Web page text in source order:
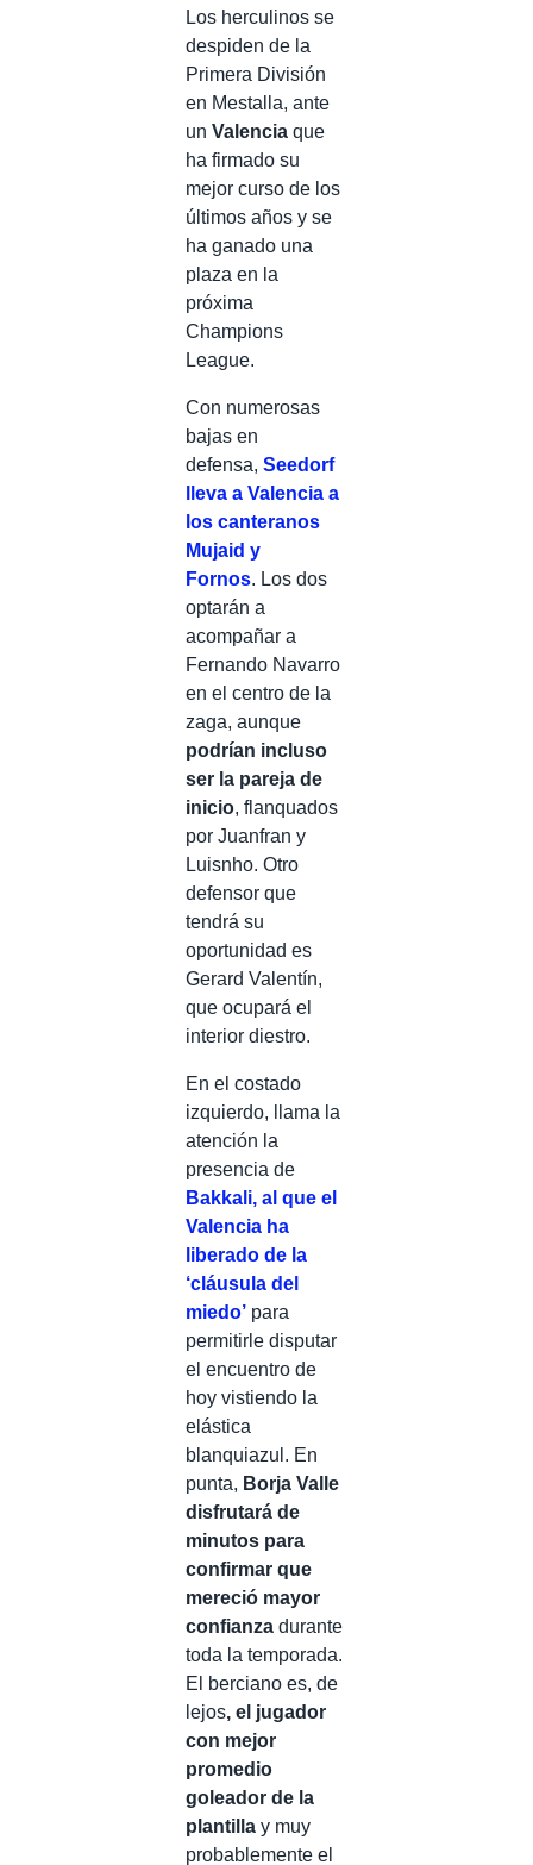
Los herculinos se
despiden de la
Primera División
en Mestalla, ante
un Valencia que
ha firmado su
mejor curso de los
últimos años y se
ha ganado una
plaza en la
próxima
Champions
League.
Con numerosas
bajas en
defensa, Seedorf
lleva a Valencia a
los canteranos
Mujaid y
Fornos. Los dos
optarán a
acompañar a
Fernando Navarro
en el centro de la
zaga, aunque
podrían incluso
ser la pareja de
inicio, flanquados
por Juanfran y
Luisnho. Otro
defensor que
tendrá su
oportunidad es
Gerard Valentín,
que ocupará el
interior diestro.
En el costado
izquierdo, llama la
atención la
presencia de
Bakkali, al que el
Valencia ha
liberado de la
‘cláusula del
miedo’ para
permitirle disputar
el encuentro de
hoy vistiendo la
elástica
blanquiazul. En
punta, Borja Valle
disfrutará de
minutos para
confirmar que
mereció mayor
confianza durante
toda la temporada.
El berciano es, de
lejos, el jugador
con mejor
promedio
goleador de la
plantilla y muy
probablemente el